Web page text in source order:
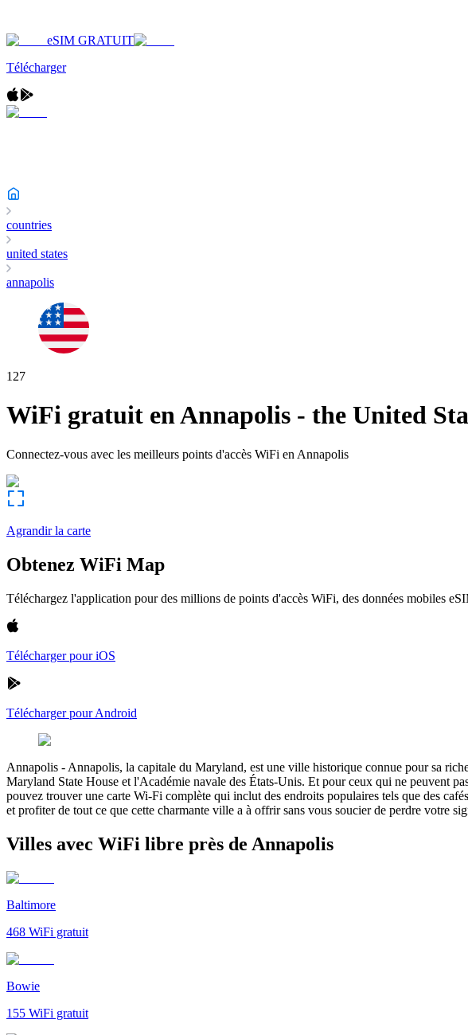
eSIM GRATUIT
Télécharger
countries
united states
annapolis
127
WiFi gratuit enAnnapolis - the United
Connectez-vous avec les meilleurs points d'accès WiFi en Annapolis
Agrandir la carte
Obtenez WiFi Map
Téléchargez l'application pour des millions de points d'accès WiFi, des données mobiles
Télécharger pour iOS
Télécharger pour Android
Annapolis - Annapolis, la capitale du Maryland, est une ville historique connue pour sa
Maryland State House et l'Académie navale des États-Unis. Et pour ceux qui ne peuvent
pouvez trouver une carte Wi-Fi complète qui inclut des endroits populaires tels que des
et profiter de tout ce que cette charmante ville a à offrir sans vous soucier de perdre votre
Villes avec WiFi libre près de Annapolis
Baltimore
468 WiFi gratuit
Bowie
155 WiFi gratuit